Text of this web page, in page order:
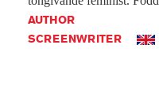
AUTHOR
SCREENWRITER